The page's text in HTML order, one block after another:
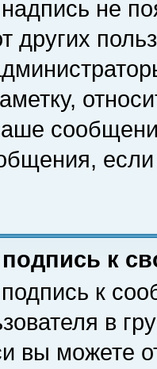
не
других
подпись к
к
в
вы можете